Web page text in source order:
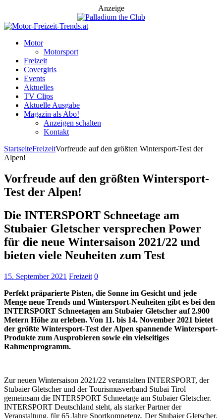
Anzeige
Motor
Motorsport
Freizeit
Covergirls
Events
Aktuelles
TV Clips
Aktuelle Ausgabe
Magazin als Abo!
Anzeigen schalten
Kontakt
StartseiteFreizeitVorfreude auf den größten Wintersport-Test der
Alpen!
Vorfreude auf den größten Wintersport-
Test der Alpen!
Die INTERSPORT Schneetage am
Stubaier Gletscher versprechen Power
für die neue Wintersaison 2021/22 und
bieten viele Neuheiten zum Test
15. September 2021 Freizeit 0
Perfekt präparierte Pisten, die Sonne im Gesicht und jede
Menge neue Trends und Wintersport-Neuheiten gibt es bei den
INTERSPORT Schneetagen am Stubaier Gletscher auf 2.900
Metern Höhe zu erleben. Von 11. bis 14. November 2021 bietet
der größte Wintersport-Test der Alpen spannende Wintersport-
Produkte zum Ausprobieren sowie ein vielseitiges
Rahmenprogramm.
Zur neuen Wintersaison 2021/22 veranstalten INTERSPORT, der
Stubaier Gletscher und der Tourismusverband Stubai Tirol
gemeinsam die INTERSPORT Schneetage am Stubaier Gletscher.
INTERSPORT Deutschland steht, als starker Partner der
Veranstaltung, für 65 Jahre Sportkompetenz. Der Stubaier Gletscher,